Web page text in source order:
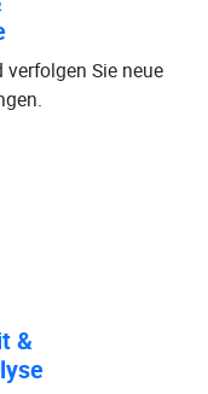
verfolgen Sie neue
&